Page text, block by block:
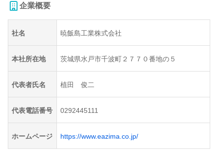
企業概要
社名 暁飯島工業株式会社
本社所在地 茨城県水戸市千波町２７７０番地の５
代表者氏名 植田 俊二
代表電話番号 0292445111
ホームページ https://www.eazima.co.jp/